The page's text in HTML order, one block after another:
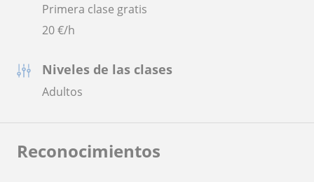
Primera clase gratis
20€/h
Niveles de las clases
Adultos
Reconocimientos